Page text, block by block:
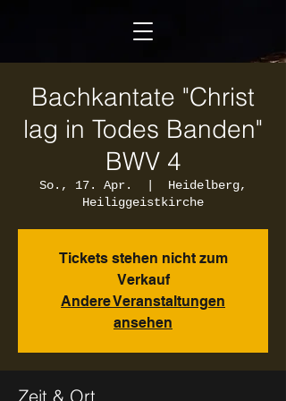
Bachkantate "Christ
lag in Todes Banden"
BWV 4
So., 17. Apr.
Heidelberg,
Heiliggeistkirche
Tickets stehen nicht zum
Verkauf
Andere Veranstaltungen
ansehen
Zeit & Ort